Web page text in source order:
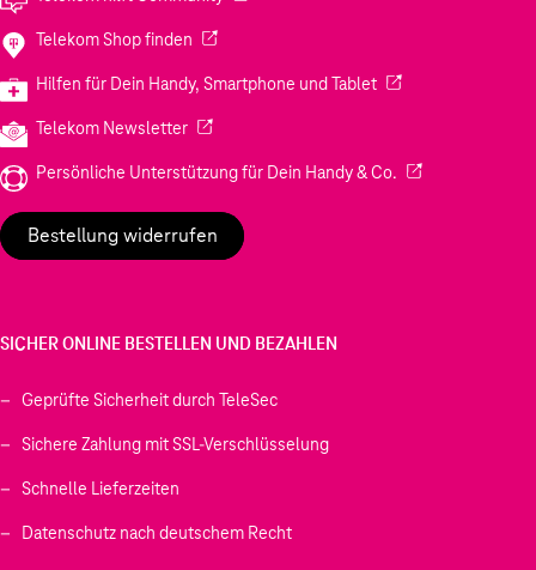
Telekom Shop finden (Wird in einem neuen Tab geöffnet)
Hilfen für Dein Handy, Smartphone und Tablet(Wird in einem
Telekom Newsletter(Wird in einem neuen Tab geöffnet)
Persönliche Unterstützung für Dein Handy & Co. (Wird in einem
Bestellung widerrufen
SICHER ONLINE BESTELLEN UND BEZAHLEN
Geprüfte Sicherheit durch TeleSec
Sichere Zahlung mit SSL-Verschlüsselung
Schnelle Lieferzeiten
Datenschutz nach deutschem Recht